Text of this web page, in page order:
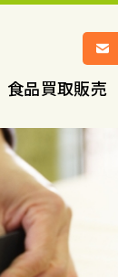
食品買取販売